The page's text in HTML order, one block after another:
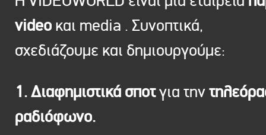
video και media . Συνοπτικά,
σχεδιάζουμε και δημιουργούμε:
1. Διαφημιστικά σποτγια την
ραδιόφωνο.